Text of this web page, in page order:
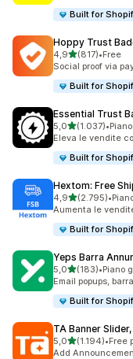
Built for
Hoppy Trust
4,9stelle su 5
(817)
817 recensioni totali
•Free
Social proof via
Built for
Essential Trust
5,0stelle su 5
(1.037)
1037 recensioni
•
Eleva le vendite
Built for
Hextom: Free
4,9stelle su 5
(2.795)
2795 recensioni
•
Aumenta le
Built for
Yeps Barra
5,0stelle su 5
(183)
183 recensioni
•Piano
Email popups,
Built for
TA Banner
5,0stelle su 5
(1.194)
1194 recensioni
•Free
Add